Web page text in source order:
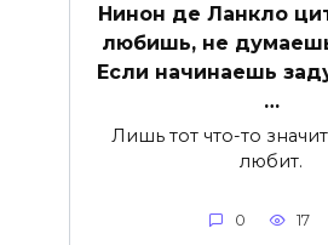
Нинон де Ланкло
любишь, не
Если начинаешь
…
Лишь тот что-то
любит.
0 17